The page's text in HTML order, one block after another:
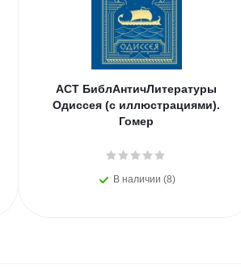
АСТ БиблАнтичЛитературы
Одиссея (с иллюстрациями).
Гомер
В наличии (8)